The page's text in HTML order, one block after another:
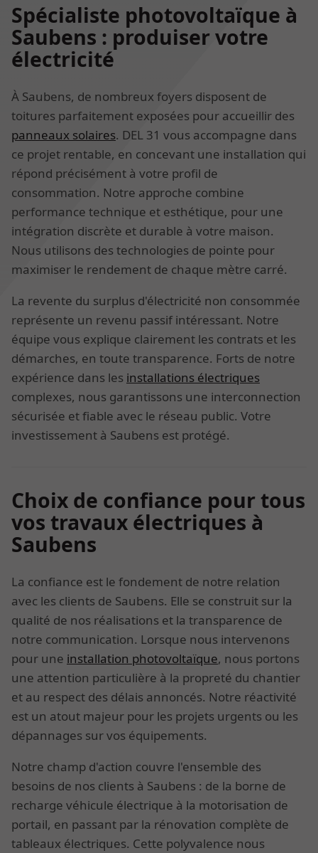
Spécialiste photovoltaïque à
Saubens : produiser votre
électricité
À Saubens, de nombreux foyers disposent de
toitures parfaitement exposées pour accueillir des
panneaux solaires. DEL 31 vous accompagne dans
ce projet rentable, en concevant une installation qui
répond précisément à votre profil de
consommation. Notre approche combine
performance technique et esthétique, pour une
intégration discrète et durable à votre maison.
Nous utilisons des technologies de pointe pour
maximiser le rendement de chaque mètre carré.
La revente du surplus d'électricité non consommée
représente un revenu passif intéressant. Notre
équipe vous explique clairement les contrats et les
démarches, en toute transparence. Forts de notre
expérience dans les installations électriques
complexes, nous garantissons une interconnection
sécurisée et fiable avec le réseau public. Votre
investissement à Saubens est protégé.
Choix de confiance pour tous
vos travaux électriques à
Saubens
La confiance est le fondement de notre relation
avec les clients de Saubens. Elle se construit sur la
qualité de nos réalisations et la transparence de
notre communication. Lorsque nous intervenons
pour une installation photovoltaïque, nous portons
une attention particulière à la propreté du chantier
et au respect des délais annoncés. Notre réactivité
est un atout majeur pour les projets urgents ou les
dépannages sur vos équipements.
Notre champ d'action couvre l'ensemble des
besoins de nos clients à Saubens : de la borne de
recharge véhicule électrique à la motorisation de
portail, en passant par la rénovation complète de
tableaux électriques. Cette polyvalence nous